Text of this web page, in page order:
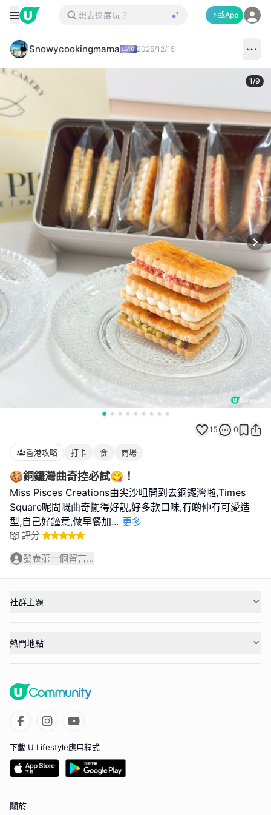
下載App
Snowycookingmama 2025/12/15
1/9
15 0
香港攻略 打卡 食 商場
🍪銅鑼灣曲奇控必試😋！
Miss Pisces Creations由尖沙咀開到去銅鑼灣啦,Times
Square呢間嘅曲奇擺得好靚,好多款口味,有啲仲有可愛造
型,自己好鐘意,做早餐加... 更多
評分
發表第一個留言...
社群主題
熱門地點
下載 U Lifestyle應用程式
關於